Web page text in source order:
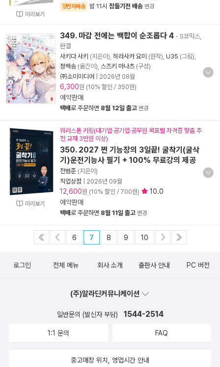
미리보기
양탄자배송 밤 11시 잠들기전 배송 변경
349. 마감 전에는 백합이 순조롭다 4 - S코믹스,
완결
사키다 사키 (지은이), 히라사카 요미 (원작), U35 (그림),
정백송 (옮긴이), 스즈키 마나츠 (구성)
㈜소미미디어
2026년 08월
6,300원 (10% 할인 / 350원)
예약판매
택배로 주문하면 8월 12일 출고 변경
미리보기
워리스톤 키링(대기업·공기업·공무원 목표별 자격증 맞춤 추
천 교재 3만원 이상)
350. 2027 쩐 기능장의 3일끝! 굴착기(굴삭
기)운전기능사 필기 + 100% 무료강의 제공
전범준 (지은이)
직업상점
2026년 09월
12,600원 (10% 할인 / 700원)
10.0
예약판매
택배로 주문하면 8월 11일 출고 변경
6 7 8 9 10
로그인 전체 메뉴 회사 소개 출판사 안내 PC 버전
(주)알라딘커뮤니케이션
일반문의 (발신자 부담) 1544-2514
1:1 문의 FAQ
중고매장 위치, 영업시간 안내